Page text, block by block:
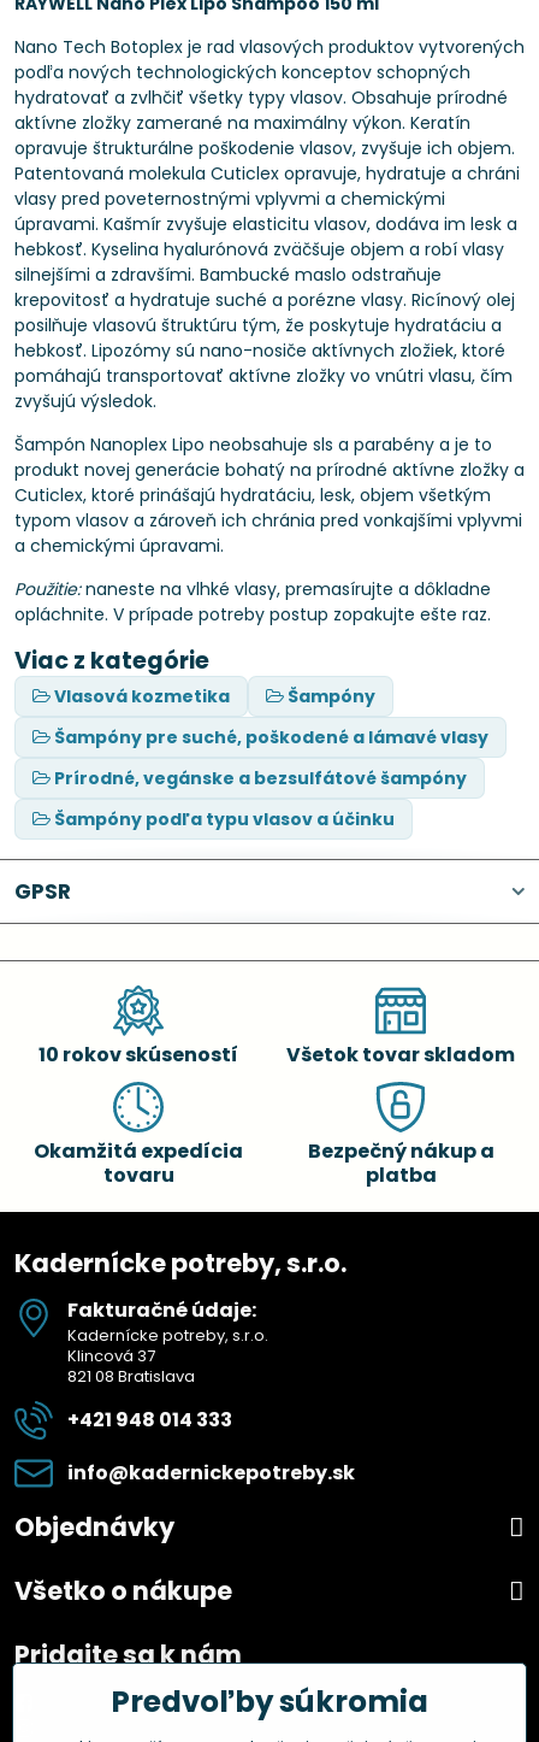
Nano Tech Botoplex je rad vlasových produktov vytvorených
podľa nových technologických konceptov schopných
hydratovať a zvlhčiť všetky typy vlasov. Obsahuje prírodné
aktívne zložky zamerané na maximálny výkon. Keratín
opravuje štrukturálne poškodenie vlasov, zvyšuje ich objem.
Patentovaná molekula Cuticlex opravuje, hydratuje a chráni
vlasy pred poveternostnými vplyvmi a chemickými
úpravami. Kašmír zvyšuje elasticitu vlasov, dodáva im lesk a
hebkosť. Kyselina hyalurónová zväčšuje objem a robí vlasy
silnejšími a zdravšími. Bambucké maslo odstraňuje
krepovitosť a hydratuje suché a porézne vlasy. Ricínový olej
posilňuje vlasovú štruktúru tým, že poskytuje hydratáciu a
hebkosť. Lipozómy sú nano-nosiče aktívnych zložiek, ktoré
pomáhajú transportovať aktívne zložky vo vnútri vlasu, čím
zvyšujú výsledok.
Šampón Nanoplex Lipo neobsahuje sls a parabény a je to
produkt novej generácie bohatý na prírodné aktívne zložky a
Cuticlex, ktoré prinášajú hydratáciu, lesk, objem všetkým
typom vlasov a zároveň ich chránia pred vonkajšími vplyvmi
a chemickými úpravami.
Použitie:naneste na vlhké vlasy, premasírujte a dôkladne
opláchnite. V prípade potreby postup zopakujte ešte raz.
Viac z kategórie
Vlasová kozmetika
Šampóny
Šampóny pre suché, poškodené a lámavé vlasy
Prírodné, vegánske a bezsulfátové šampóny
Šampóny podľa typu vlasov a účinku
GPSR
10 rokov skúseností Všetok tovar skladom
Okamžitá expedícia
tovaru
Bezpečný nákup a
platba
Kadernícke potreby, s.r.o.
Fakturačné údaje:
Kadernícke potreby, s.r.o.
Klincová 37
821 08 Bratislava
+421 948 014 333
info​@kadernickepotreby​.sk
Objednávky
Všetko o nákupe
Pridajte sa k nám
FacebookPredvoľby súkromia